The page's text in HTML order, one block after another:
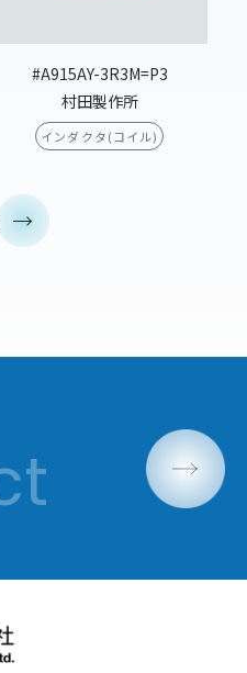
#A915AY-3R3M=P3
村田製作所
インダクタ(コイル)